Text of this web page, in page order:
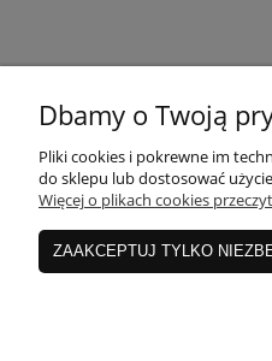
OBSŁUGA KLIENTA
Dostawa i płatność
Zwroty i reklamacje
Dbamy o Twoją
Pliki cookies i pokrewne im
do sklepu lub dostosować
Więcej o plikach cookies
ZAAKCEPTUJ TYLKO